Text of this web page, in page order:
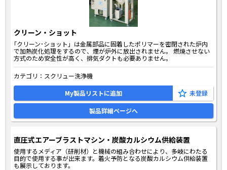
クリーン・ショット
｢クリーン･ショット」は金属部品に固着したポリマーを密閉された炉内
で加熱炭化処理をするので、煙が炉外に放出されません。 燃焼させない
方式のため安全性が高く、排気ダクトも必要ありません。
カテゴリ： スクリュー洗浄機
My製品リストに追加
製品詳細ページへ
直圧式エアーブラストマシン・炭酸カルシウム供給装置
使用するメディア（研削材）と機械の組み合わせにより、多岐にわたる
目的で使用する事が出来ます。着火予防となる炭酸カルシウム供給装置
も展示しております。